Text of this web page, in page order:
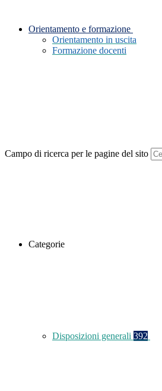
Orientamento e formazione
Orientamento in uscita
Formazione docenti
Campo di ricerca per le pagine del sito
Categorie
Disposizioni generali 392